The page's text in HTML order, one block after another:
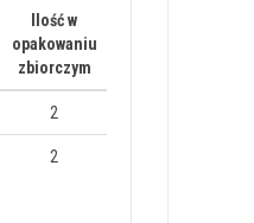
Ilość w
opakowaniu
zbiorczym
2
2